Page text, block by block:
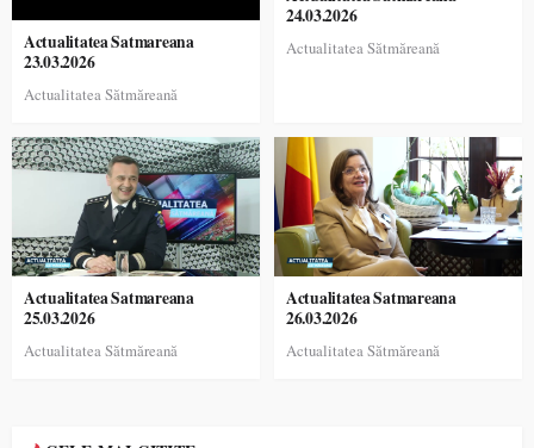
Actualitatea Satmareana
23.03.2026
Actualitatea Sătmăreană
24.03.2026
Actualitatea Sătmăreană
Actualitatea Satmareana
25.03.2026
Actualitatea Sătmăreană
Actualitatea Satmareana
26.03.2026
Actualitatea Sătmăreană